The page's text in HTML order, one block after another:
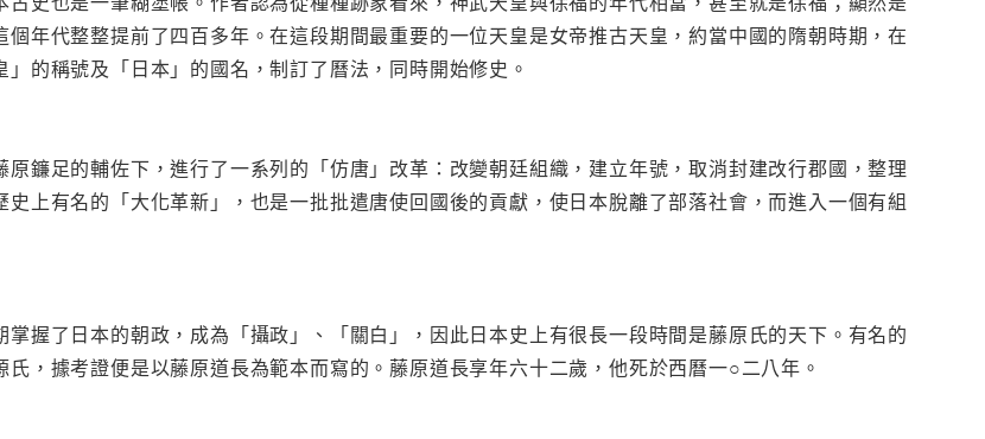
年代整整提前了四百多年。在這段期間最重要的一位天皇是女帝推古天皇，約當中國的隋朝時期，在
的稱號及「日本」的國名，制訂了曆法，同時開始修史。
鐮足的輔佐下，進行了一系列的「仿唐」改革：改變朝廷組織，建立年號，取消封建改行郡國，整理
上有名的「大化革新」，也是一批批遣唐使回國後的貢獻，使日本脫離了部落社會，而進入一個有組
握了日本的朝政，成為「攝政」、「關白」，因此日本史上有很長一段時間是藤原氏的天下。有名的
，據考證便是以藤原道長為範本而寫的。藤原道長享年六十二歲，他死於西曆一○二八年。